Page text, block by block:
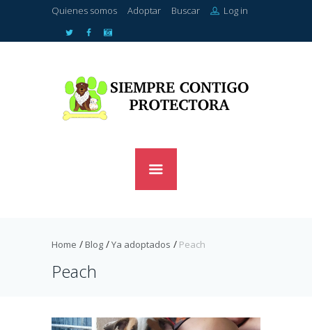
Quienes somos Adoptar Buscar Log in
Home Blog Ya adoptados Peach
Peach